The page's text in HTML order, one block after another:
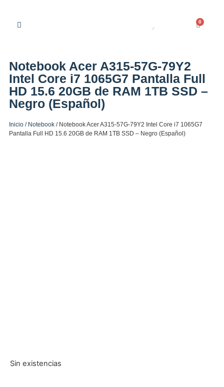
0
Notebook Acer A315-57G-79Y2
Intel Core i7 1065G7 Pantalla Full
HD 15.6 20GB de RAM 1TB SSD –
Negro (Español)
Inicio / Notebook / Notebook Acer A315-57G-79Y2 Intel Core i7 1065G7
Pantalla Full HD 15.6 20GB de RAM 1TB SSD – Negro (Español)
Sin existencias